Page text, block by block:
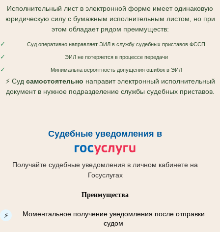
Исполнительный лист в электронной форме имеет одинаковую
юридическую силу с бумажным исполнительным листом, но при
этом обладает рядом преимуществ:
✓ Суд оперативно направляет ЭИЛ в службу судебных приставов ФССП
✓ ЭИЛ не потеряется в процессе передачи
✓ Минимальна вероятность допущения ошибок в ЭИЛ
⚡ Суд самостоятельно направит электронный исполнительный
документ в нужное подразделение службы судебных приставов.
Судебные уведомления в
Получайте судебные уведомления в личном кабинете на
Госуслугах
Преимущества
⚡
Моментальное получение уведомления после отправки
судом